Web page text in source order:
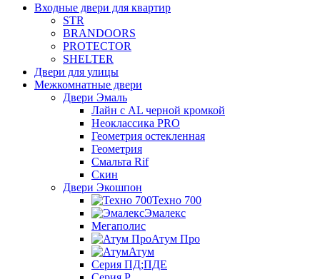
Входные двери для квартир
STR
BRANDOORS
PROTECTOR
SHELTER
Двери для улицы
Межкомнатные двери
Двери Эмаль
Лайн с AL черной кромкой
Неоклассика PRO
Геометрия остекленная
Геометрия
Смальта Rif
Скин
Двери Экошпон
Техно 700
Эмалекс
Мегаполис
Атум Про
Атум
Серия ПД;ПДЕ